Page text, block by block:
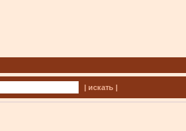
| искать |